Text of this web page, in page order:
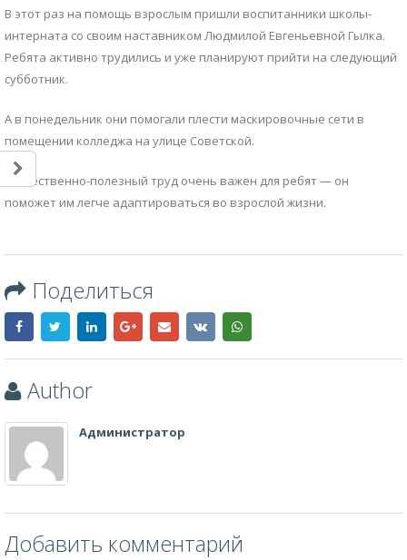
В этот раз на помощь взрослым пришли воспитанники школы-
интерната со своим наставником Людмилой Евгеньевной Гылка.
Ребята активно трудились и уже планируют прийти на следующий
субботник.
А в понедельник они помогали плести маскировочные сети в
помещении колледжа на улице Советской.
Общественно-полезный труд очень важен для ребят — он
поможет им легче адаптироваться во взрослой жизни.
Поделиться
Author
Администратор
Добавить комментарий